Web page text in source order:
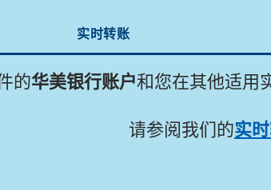
实时转账
的华美银行账户和您在其他适用
请参阅我们的实